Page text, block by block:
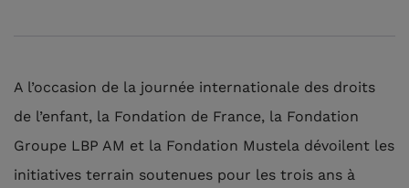
A l’occasion de la journée internationale des droits
de l’enfant, la Fondation de France, la Fondation
Groupe LBP AM et la Fondation Mustela dévoilent les
initiatives terrain soutenues pour les trois ans à